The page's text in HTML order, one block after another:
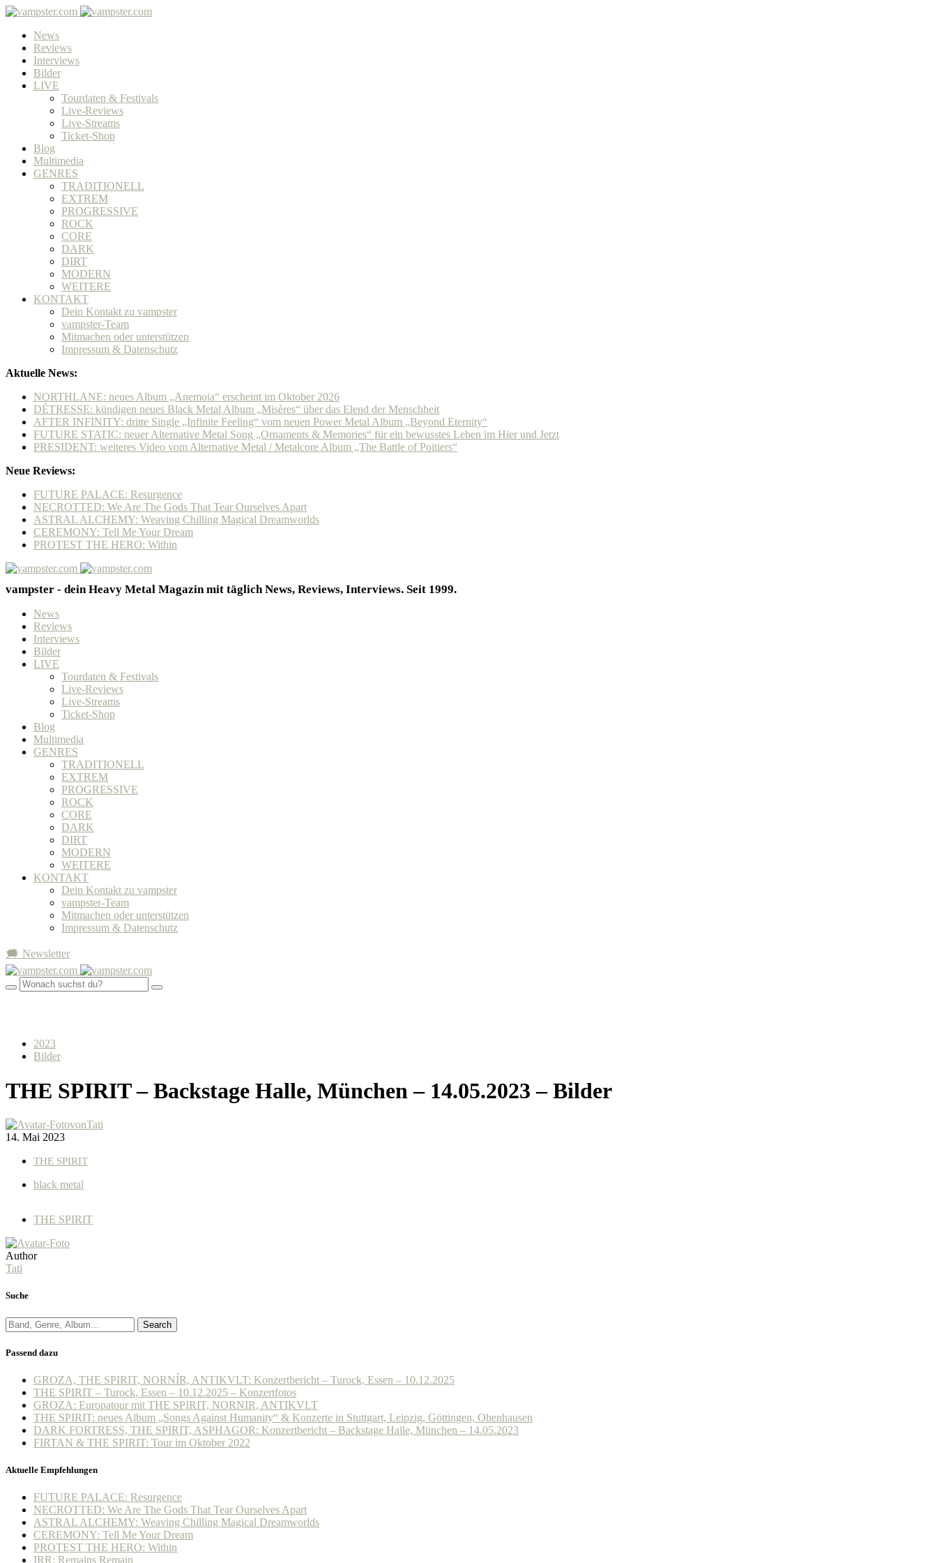
News
Reviews
Interviews
Bilder
LIVE
Tourdaten & Festivals
Live-Reviews
Live-Streams
Ticket-Shop
Blog
Multimedia
GENRES
TRADITIONELL
EXTREM
PROGRESSIVE
ROCK
CORE
DARK
DIRT
MODERN
WEITERE
KONTAKT
Dein Kontakt zu vampster
vampster-Team
Mitmachen oder unterstützen
Impressum & Datenschutz
Aktuelle News:
NORTHLANE: neues Album „Anemoia“ erscheint im Oktober 2026
DÉTRESSE: kündigen neues Black Metal Album „Misères“ über das Elend der Menschheit
AFTER INFINITY: dritte Single „Infinite Feeling“ vom neuen Power Metal Album „Beyond Eternity“
FUTURE STATIC: neuer Alternative Metal Song „Ornaments & Memories“ für ein bewusstes Leben im Hier und Jetzt
PRESIDENT: weiteres Video vom Alternative Metal / Metalcore Album „The Battle of Poitiers“
Neue Reviews:
FUTURE PALACE: Resurgence
NECROTTED: We Are The Gods That Tear Ourselves Apart
ASTRAL ALCHEMY: Weaving Chilling Magical Dreamworlds
CEREMONY: Tell Me Your Dream
PROTEST THE HERO: Within
vampster - dein Heavy Metal Magazin mit täglich News, Reviews, Interviews. Seit 1999.
News
Reviews
Interviews
Bilder
LIVE
Tourdaten & Festivals
Live-Reviews
Live-Streams
Ticket-Shop
Blog
Multimedia
GENRES
TRADITIONELL
EXTREM
PROGRESSIVE
ROCK
CORE
DARK
DIRT
MODERN
WEITERE
KONTAKT
Dein Kontakt zu vampster
vampster-Team
Mitmachen oder unterstützen
Impressum & Datenschutz
🗯 Newsletter
2023
Bilder
THE SPIRIT – Backstage Halle, München – 14.05.2023 – Bilder
vonTati
14. Mai 2023
THE SPIRIT
black metal
THE SPIRIT
Author
Tati
Suche
Search
Passend dazu
GROZA, THE SPIRIT, NORNÍR, ANTIKVLT: Konzertbericht – Turock, Essen – 10.12.2025
THE SPIRIT – Turock, Essen – 10.12.2025 – Konzertfotos
GROZA: Europatour mit THE SPIRIT, NORNIR, ANTIKVLT
THE SPIRIT: neues Album „Songs Against Humanity“ & Konzerte in Stuttgart, Leipzig, Göttingen, Obenhausen
DARK FORTRESS, THE SPIRIT, ASPHAGOR: Konzertbericht – Backstage Halle, München – 14.05.2023
FIRTAN & THE SPIRIT: Tour im Oktober 2022
Aktuelle Empfehlungen
FUTURE PALACE: Resurgence
NECROTTED: We Are The Gods That Tear Ourselves Apart
ASTRAL ALCHEMY: Weaving Chilling Magical Dreamworlds
CEREMONY: Tell Me Your Dream
PROTEST THE HERO: Within
IRR: Remains Remain